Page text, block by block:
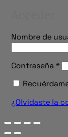
Nombre de
Contraseña *
¿Olvidaste la